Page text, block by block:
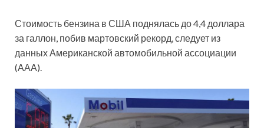
Стоимость бензина в США поднялась до 4,4 доллара
за галлон, побив мартовский рекорд, следует из
данных Американской автомобильной ассоциации
(ААА).